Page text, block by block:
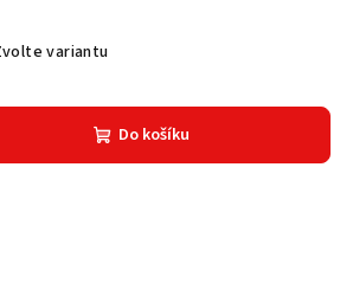
variantu
Do košíku